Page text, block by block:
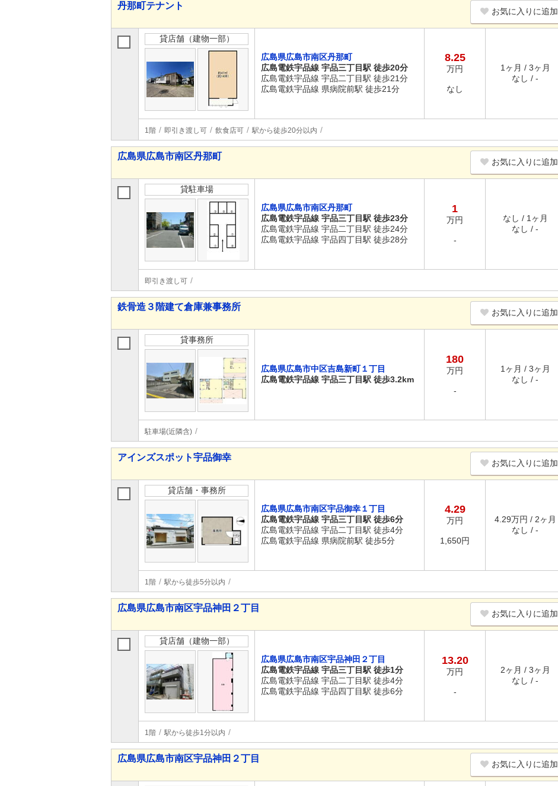
丹那町テナント
お気に入りに追加
貸店舗（建物一部）
広島県広島市南区丹那町
広島電鉄宇品線 宇品三丁目駅 徒歩20分
広島電鉄宇品線 宇品二丁目駅 徒歩21分
広島電鉄宇品線 県病院前駅 徒歩21分
8.25
万円
なし
1ヶ月 / 3ヶ月
なし / -
1階 即引き渡し可 飲食店可 駅から徒歩20分以内
広島県広島市南区丹那町
お気に入りに追加
貸駐車場
広島県広島市南区丹那町
広島電鉄宇品線 宇品三丁目駅 徒歩23分
広島電鉄宇品線 宇品二丁目駅 徒歩24分
広島電鉄宇品線 宇品四丁目駅 徒歩28分
1
万円
-
なし / 1ヶ月
なし / -
即引き渡し可
鉄骨造３階建て倉庫兼事務所
お気に入りに追加
貸事務所
広島県広島市中区吉島新町１丁目
広島電鉄宇品線 宇品三丁目駅 徒歩3.2km
180
万円
-
1ヶ月 / 3ヶ月
なし / -
駐車場(近隣含)
アインズスポット宇品御幸
お気に入りに追加
貸店舗・事務所
広島県広島市南区宇品御幸１丁目
広島電鉄宇品線 宇品三丁目駅 徒歩6分
広島電鉄宇品線 宇品二丁目駅 徒歩4分
広島電鉄宇品線 県病院前駅 徒歩5分
4.29
万円
1,650円
4.29万円 / 2ヶ月
なし / -
1階 駅から徒歩5分以内
広島県広島市南区宇品神田２丁目
お気に入りに追加
貸店舗（建物一部）
広島県広島市南区宇品神田２丁目
広島電鉄宇品線 宇品三丁目駅 徒歩1分
広島電鉄宇品線 宇品二丁目駅 徒歩4分
広島電鉄宇品線 宇品四丁目駅 徒歩6分
13.20
万円
-
2ヶ月 / 3ヶ月
なし / -
1階 駅から徒歩1分以内
広島県広島市南区宇品神田２丁目
お気に入りに追加